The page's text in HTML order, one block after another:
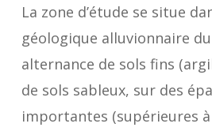
La zone d’étude se situe
géologique alluvionnaire
alternance de sols fins
de sols sableux, sur des
importantes (supérieures